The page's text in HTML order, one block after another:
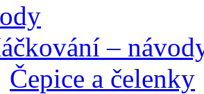
–
Čepice a čelenky